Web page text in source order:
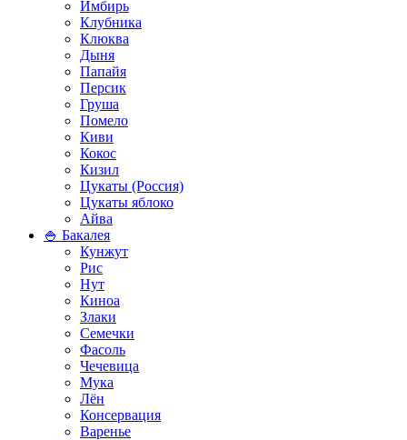
Имбирь
Клубника
Клюква
Дыня
Папайя
Персик
Груша
Помело
Киви
Кокос
Кизил
Цукаты (Россия)
Цукаты яблоко
Айва
🍚 Бакалея
Кунжут
Рис
Нут
Киноа
Злаки
Семечки
Фасоль
Чечевица
Мука
Лён
Консервация
Варенье